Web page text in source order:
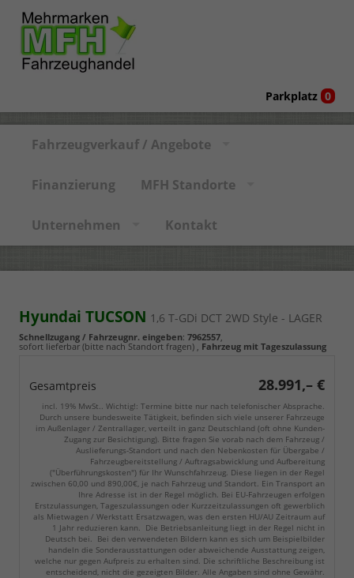
Parkplatz 0
Fahrzeugverkauf / Angebote
Finanzierung MFH Standorte
Unternehmen Kontakt
Hyundai TUCSON 1,6 T-GDi DCT 2WD Style - LAGER
Schnellzugang / Fahrzeugnr. eingeben: 7962557
sofort lieferbar (bitte nach Standort fragen)
Fahrzeug mit Tageszulassung
Gesamtpreis 28.991,– €
incl. 19% MwSt.. Wichtig!: Termine bitte nur nach telefonischer Absprache.
Durch unsere bundesweite Tätigkeit, befinden sich viele unserer Fahrzeuge
im Außenlager / Zentrallager, verteilt in ganz Deutschland (oft ohne Kunden-
Zugang zur Besichtigung). Bitte fragen Sie vorab nach dem Fahrzeug /
Auslieferungs-Standort und nach den Nebenkosten für Übergabe /
Fahrzeugbereitstellung / Auftragsabwicklung und Aufbereitung
("Überführungskosten") für Ihr Wunschfahrzeug. Diese liegen in der Regel
zwischen 60,00 und 890,00€, je nach Fahrzeug und Standort. Ein Transport an
Ihre Adresse ist in der Regel möglich. Bei EU-Fahrzeugen erfolgen
Erstzulassungen, Tageszulassungen oder Kurzzeitzulassungen oft gewerblich
als Mietwagen / Werkstatt Ersatzwagen, was den ersten HU/AU Zeitraum auf
1 Jahr reduzieren kann. Die Betriebsanleitung liegt in der Regel nicht in
Deutsch bei. Bei den verwendeten Bildern kann es sich um Beispielbilder
handeln die Sonderausstattungen oder abweichende Ausstattung zeigen,
welche nur gegen Aufpreis zu erhalten sind. Die schriftliche Beschreibung ist
entscheidend, nicht die gezeigten Bilder. Alle Angaben sind ohne Gewähr.